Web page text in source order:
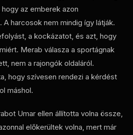
az emberek azon
A harcosok nem mindig így látják.
a kockázatot, és azt, hogy
Merab válasza a sportágnak
nem a rajongók oldaláról.
hogy szívesen rendezi a kérdést
máshol.
Umar ellen állította volna össze,
előkerültek volna, mert már